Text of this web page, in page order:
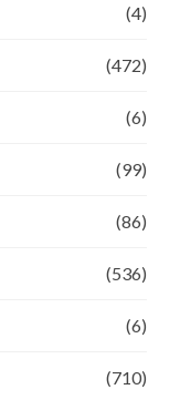
(4)
(472)
(6)
(99)
(86)
(536)
(6)
(710)